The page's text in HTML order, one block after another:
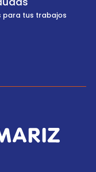
para tus trabajos